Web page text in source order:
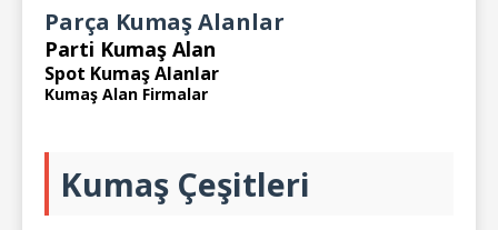
Parça Kumaş Alanlar
Parti Kumaş Alan
Spot Kumaş Alanlar
Kumaş Alan Firmalar
Kumaş Çeşitleri